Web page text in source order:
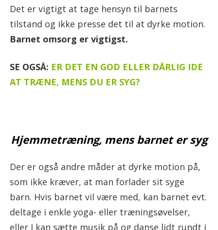
Det er vigtigt at tage hensyn til barnets
tilstand og ikke presse det til at dyrke motion.
Barnet omsorg er vigtigst.
SE OGSÅ: ER DET EN GOD ELLER DÅRLIG IDE
AT TRÆNE, MENS DU ER SYG?
Hjemmetræning, mens barnet er syg
Der er også andre måder at dyrke motion på,
som ikke kræver, at man forlader sit syge
barn. Hvis barnet vil være med, kan barnet evt.
deltage i enkle yoga- eller træningsøvelser,
eller I kan sætte musik på og danse lidt rundt i